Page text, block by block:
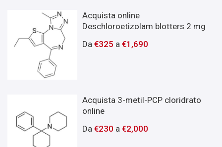
Acquista online
Deschloroetizolam blotters 2 mg
Da€325 a€1,690
Acquista 3-metil-PCP cloridrato
online
Da€230 a€2,000